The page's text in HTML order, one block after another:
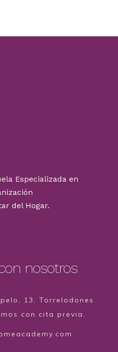
Especializada en
del Hogar.
nosotros
13, Torrelodones
con cita previa.